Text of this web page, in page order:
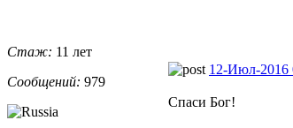
Стаж: 11 лет
Сообщений: 979
12-Июл-2016
Спаси Бог!